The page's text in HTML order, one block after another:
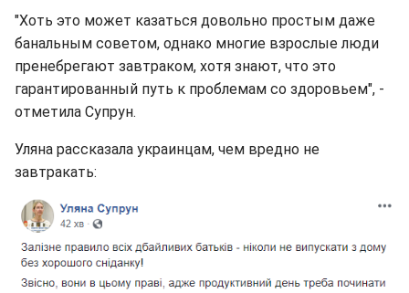
"Хоть это может казаться довольно простым даже
банальным советом, однако многие взрослые люди
пренебрегают завтраком, хотя знают, что это
гарантированный путь к проблемам со здоровьем", -
отметила Супрун.
Уляна рассказала украинцам, чем вредно не
завтракать: